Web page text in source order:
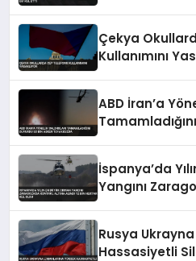
Çekya
Kullanımını
ABD İran’a
İspanya’da
Yangını
Rusya
Hassasiyetli